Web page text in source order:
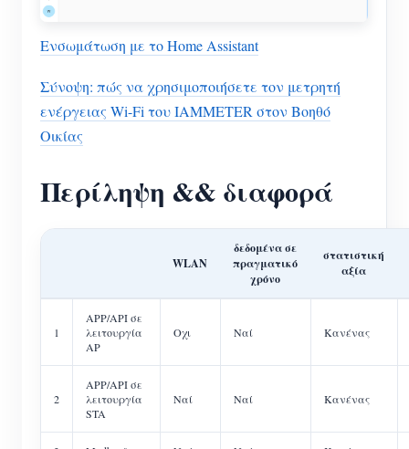
Ενσωμάτωση με το Home Assistant
Σύνοψη: πώς να χρησιμοποιήσετε τον μετρητή
ενέργειας Wi-Fi του IAMMETER στον Βοηθό
Οικίας
Περίληψη && διαφορά
WLAN
δεδομένα σε
πραγματικό
χρόνο
στατιστική
αξία
1
APP/API σε
λειτουργία
AP
Οχι Ναί Κανένας
2
APP/API σε
λειτουργία
STA
Ναί Ναί Κανένας